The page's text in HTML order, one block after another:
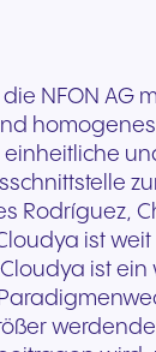
NFON AG
einheitliche
Rodríguez,
ist
ist ein